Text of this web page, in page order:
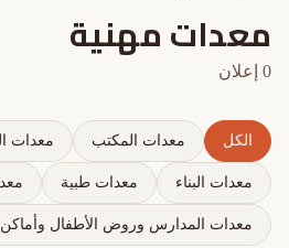
معدات مهنية
0 إعلان
الكل معدات المكتب معدات
معدات البناء معدات طبية
معدات المدارس وروض الأطفال